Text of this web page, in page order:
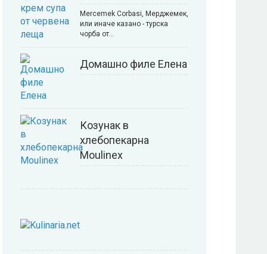
Mercemek Corbasi, Мерджемек,
или иначе казано - турска
чорба от…
Домашно филе Елена
Козунак в
хлебопекарна
Moulinex